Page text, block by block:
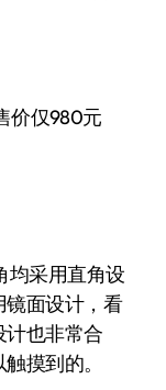
采用直角设
镜面设计，看
计也非常合
摸到的。